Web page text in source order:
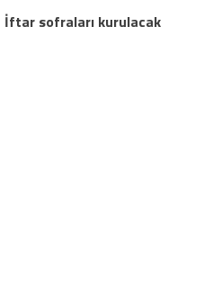
İftar sofraları kurulacak